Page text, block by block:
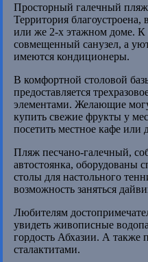
Просторный галечный
Территория
или же 2-х этажном доме. К
совмещенный санузел, а
имеются кондиционеры.
В комфортной столовой
предоставляется
элементами. Желающие
купить свежие фрукты у
посетить местное кафе или
Пляж песчано-галечный,
автостоянка, оборудованы
столы для настольного
возможность заняться
Любителям
увидеть живописные
гордость Абхазии. А
сталактитами.